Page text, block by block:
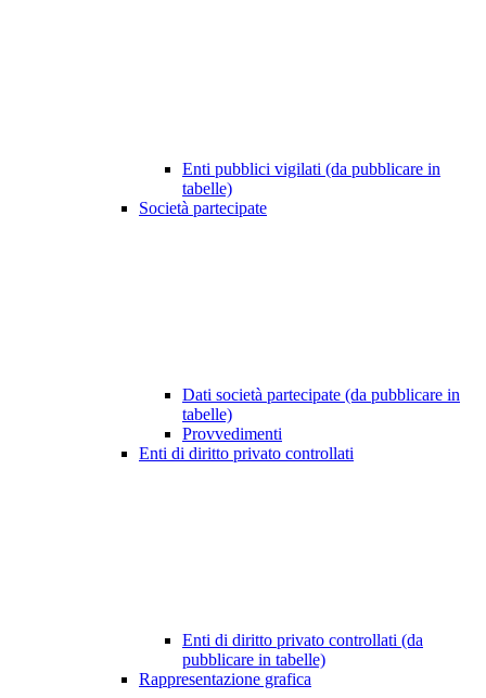
Enti pubblici vigilati (da pubblicare in
tabelle)
Società partecipate
Dati società partecipate (da pubblicare in
tabelle)
Provvedimenti
Enti di diritto privato controllati
Enti di diritto privato controllati (da
pubblicare in tabelle)
Rappresentazione grafica